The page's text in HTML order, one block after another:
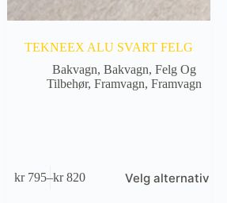
TEKNEEX ALU SVART FELG
Bakvagn,Bakvagn,Felg Og
Tilbehør,Framvagn,Framvagn
kr795–kr820
Prisområde:
Velg alternativ
produktet